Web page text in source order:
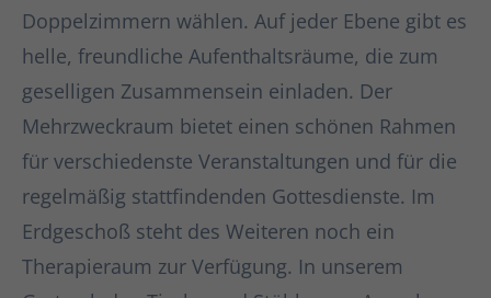
Doppelzimmern wählen. Auf jeder Ebene gibt es
helle, freundliche Aufenthaltsräume, die zum
geselligen Zusammensein einladen. Der
Mehrzweckraum bietet einen schönen Rahmen
für verschiedenste Veranstaltungen und für die
regelmäßig stattfindenden Gottesdienste. Im
Erdgeschoß steht des Weiteren noch ein
Therapieraum zur Verfügung. In unserem